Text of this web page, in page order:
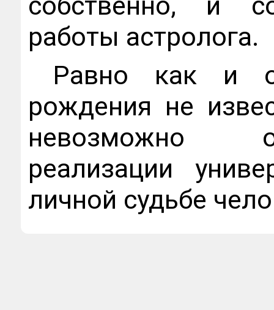
работы астролога.
Равно как и
рождения не
невозможно
реализации
личной судьбе